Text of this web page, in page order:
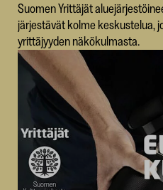
Suomen Yrittäjät
järjestävät kolme keskustelua,
yrittäjyyden näkökulmasta.